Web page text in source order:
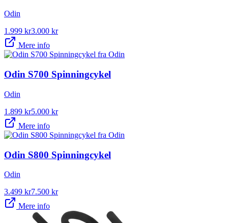
Odin
1.999 kr3.000 kr
Mere info
Odin S700 Spinningcykel
Odin
1.899 kr5.000 kr
Mere info
Odin S800 Spinningcykel
Odin
3.499 kr7.500 kr
Mere info